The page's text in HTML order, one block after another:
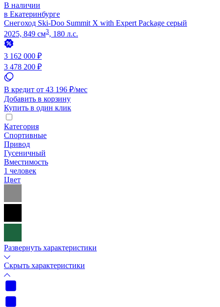
В наличии
в Екатеринбурге
Снегоход Ski-Doo Summit X with Expert Package серый
2025, 849 см3, 180 л.с.
3 162 000 ₽
3 478 200 ₽
В кредит от 43 196 ₽/мес
Добавить в корзину
Купить в один клик
Категория
Спортивные
Привод
Гусеничный
Вместимость
1 человек
Цвет
Развернуть характеристики
Скрыть характеристики